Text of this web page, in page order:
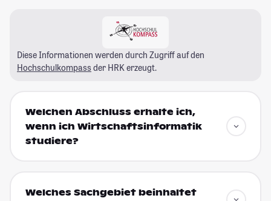
Diese Informationen werden durch Zugriff auf den
Hochschulkompass der HRK erzeugt.
Welchen Abschluss erhalte ich,
wenn ich Wirtschaftsinformatik
studiere?
Welches Sachgebiet beinhaltet